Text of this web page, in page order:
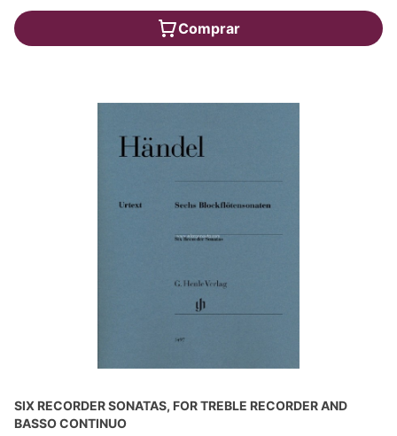
Comprar
SIX RECORDER SONATAS, FOR TREBLE RECORDER AND
BASSO CONTINUO